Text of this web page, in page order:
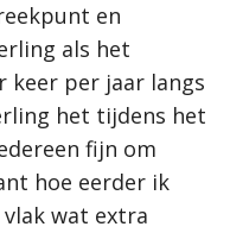
en
als het
keer per jaar langs
het tijdens het
fijn om
hoe eerder ik
wat extra